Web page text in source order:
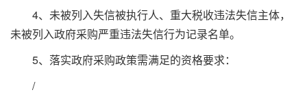
4、未被列入失信被执行人、重大税收违法失信主体，
未被列入政府采购严重违法失信行为记录名单。
5、落实政府采购政策需满足的资格要求：
/